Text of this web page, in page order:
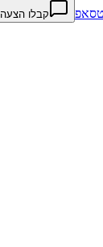
קבלו הצעה